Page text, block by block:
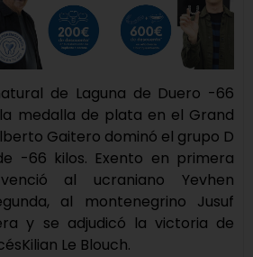
de Laguna de Duero -66
medalla de plata en el Grand
Gaitero dominó el grupo D
-66 kilos. Exento en primera
al ucraniano Yevhen
al montenegrino Jusuf
y se adjudicó la victoria de
Le Blouch.